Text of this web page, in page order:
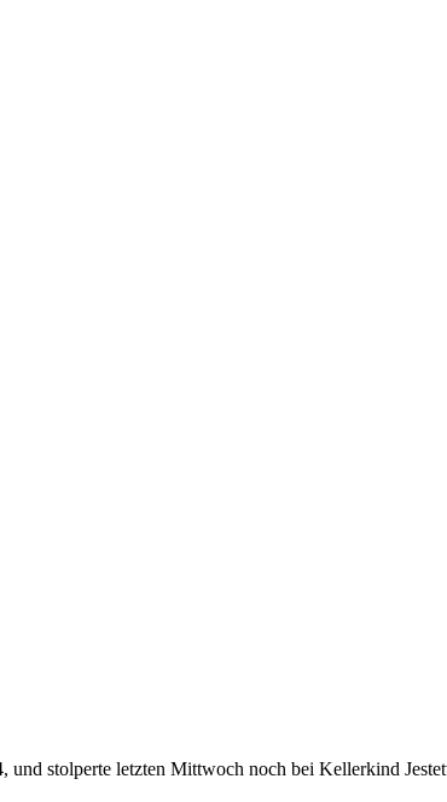
stolperte letzten Mittwoch noch bei Kellerkind